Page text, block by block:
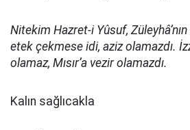
Nitekim Hazret-i Yûsuf,
etek çekmese idi, aziz olamazdı.
olamaz, Mısır’a vezir olamazdı.
Kalın sağlıcakla